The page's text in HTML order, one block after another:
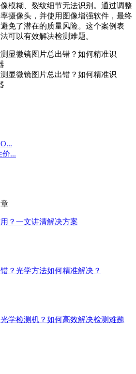
模糊、裂纹细节无法识别。通过调整
摄像头，并使用图像增强软件，最终
免了潜在的质量风险。这个案例表
可以有效解决检测难题。
价...